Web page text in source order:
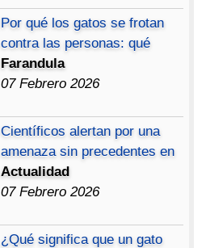
Por qué los gatos se frotan
contra las personas: qué
Farandula
07 Febrero 2026
Científicos alertan por una
amenaza sin precedentes en
Actualidad
07 Febrero 2026
¿Qué significa que un gato